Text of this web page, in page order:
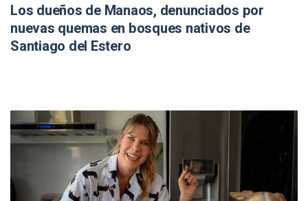
Los dueños de Manaos, denunciados por
nuevas quemas en bosques nativos de
Santiago del Estero